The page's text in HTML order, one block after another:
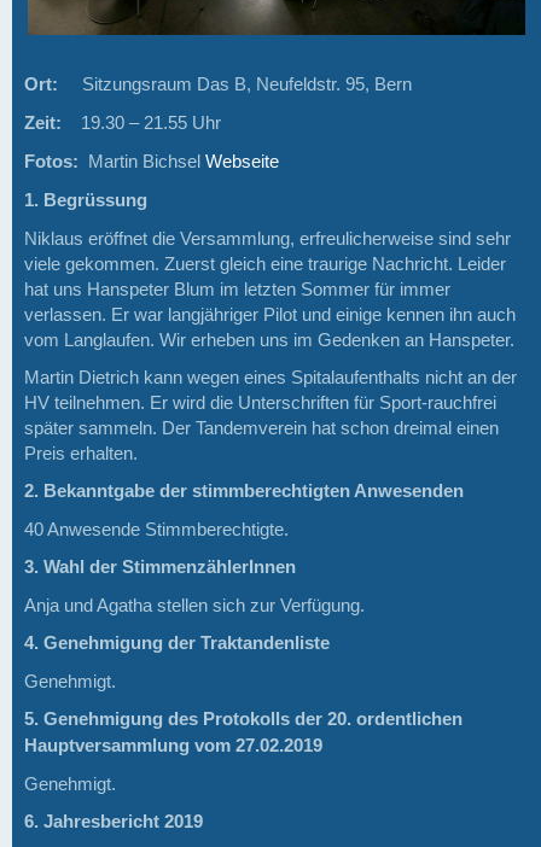
Ort: Sitzungsraum Das B, Neufeldstr. 95, Bern
Zeit: 19.30 – 21.55 Uhr
Fotos: Martin Bichsel Webseite
1. Begrüssung
Niklaus eröffnet die Versammlung, erfreulicherweise sind sehr
viele gekommen. Zuerst gleich eine traurige Nachricht. Leider
hat uns Hanspeter Blum im letzten Sommer für immer
verlassen. Er war langjähriger Pilot und einige kennen ihn auch
vom Langlaufen. Wir erheben uns im Gedenken an Hanspeter.
Martin Dietrich kann wegen eines Spitalaufenthalts nicht an der
HV teilnehmen. Er wird die Unterschriften für Sport-rauchfrei
später sammeln. Der Tandemverein hat schon dreimal einen
Preis erhalten.
2. Bekanntgabe der stimmberechtigten Anwesenden
40 Anwesende Stimmberechtigte.
3. Wahl der StimmenzählerInnen
Anja und Agatha stellen sich zur Verfügung.
4. Genehmigung der Traktandenliste
Genehmigt.
5. Genehmigung des Protokolls der 20. ordentlichen
Hauptversammlung vom 27.02.2019
Genehmigt.
6. Jahresbericht 2019